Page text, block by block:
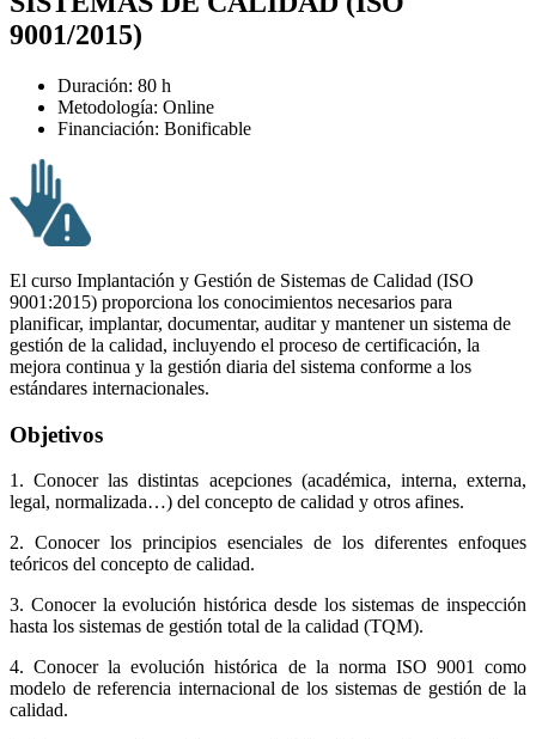
9001/2015)
Duración: 80 h
Metodología: Online
Financiación: Bonificable
El curso Implantación y Gestión de Sistemas de Calidad (ISO
9001:2015) proporciona los conocimientos necesarios para
planificar, implantar, documentar, auditar y mantener un sistema de
gestión de la calidad, incluyendo el proceso de certificación, la
mejora continua y la gestión diaria del sistema conforme a los
estándares internacionales.
Objetivos
1. Conocer las distintas acepciones (académica, interna, externa,
legal, normalizada…) del concepto de calidad y otros afines.
2. Conocer los principios esenciales de los diferentes enfoques
teóricos del concepto de calidad.
3. Conocer la evolución histórica desde los sistemas de inspección
hasta los sistemas de gestión total de la calidad (TQM).
4. Conocer la evolución histórica de la norma ISO 9001 como
modelo de referencia internacional de los sistemas de gestión de la
calidad.